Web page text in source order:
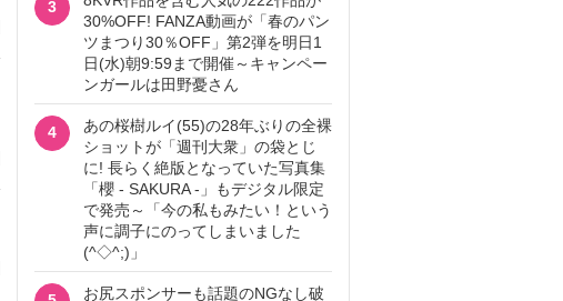
3
30%OFF! FANZA動画が「春のパン
ツまつり30％OFF」第2弾を明日1
日(水)朝9:59まで開催～キャンペー
ンガールは田野憂さん
4
あの桜樹ルイ(55)の28年ぶりの全裸
ショットが「週刊大衆」の袋とじ
に! 長らく絶版となっていた写真集
「櫻 - SAKURA -」もデジタル限定
で発売～「今の私もみたい！という
声に調子にのってしまいました
(^◇^;)」
お尻スポンサーも話題のNGなし破